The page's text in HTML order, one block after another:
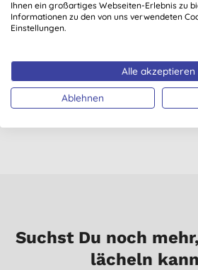
Rose & Bergamotte
750 ml (13)
2,75 € KAUFEN
Suchst Du noch
lächeln
Ihnen ein großartiges Webseiten-Erlebnis zu
Informationen zu den von uns verwendeten
Einstellungen.
Alle akzeptieren
Ablehnen